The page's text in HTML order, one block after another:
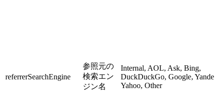
referrerSearchEngine
参照元の
検索エン
ジン名
Internal, AOL, Ask, Bing,
DuckDuckGo, Google,
Yahoo, Other